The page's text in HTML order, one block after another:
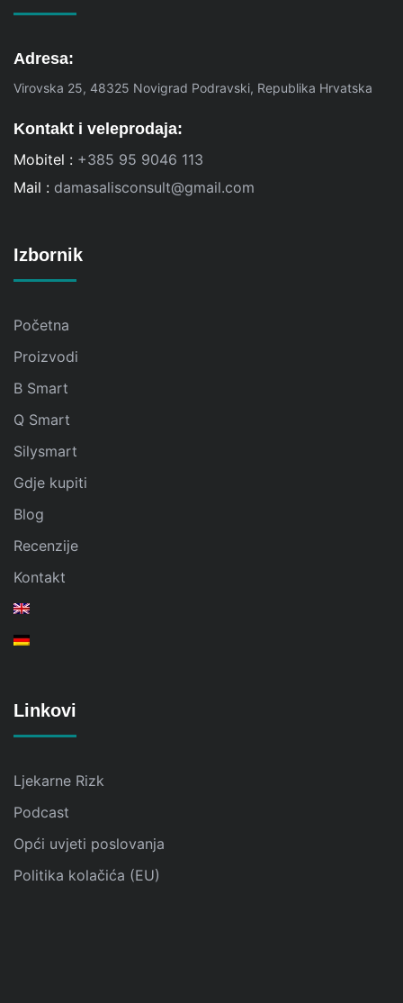
Adresa:
Virovska 25, 48325 Novigrad Podravski, Republika Hrvatska
Kontakt i veleprodaja:
Mobitel : +385 95 9046 113
Mail : damasalisconsult@gmail.com
Izbornik
Početna
Proizvodi
B Smart
Q Smart
Silysmart
Gdje kupiti
Blog
Recenzije
Kontakt
Linkovi
Ljekarne Rizk
Podcast
Opći uvjeti poslovanja
Politika kolačića (EU)